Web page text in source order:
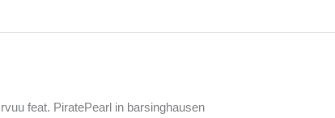
rvuu feat. PiratePearl in barsinghausen